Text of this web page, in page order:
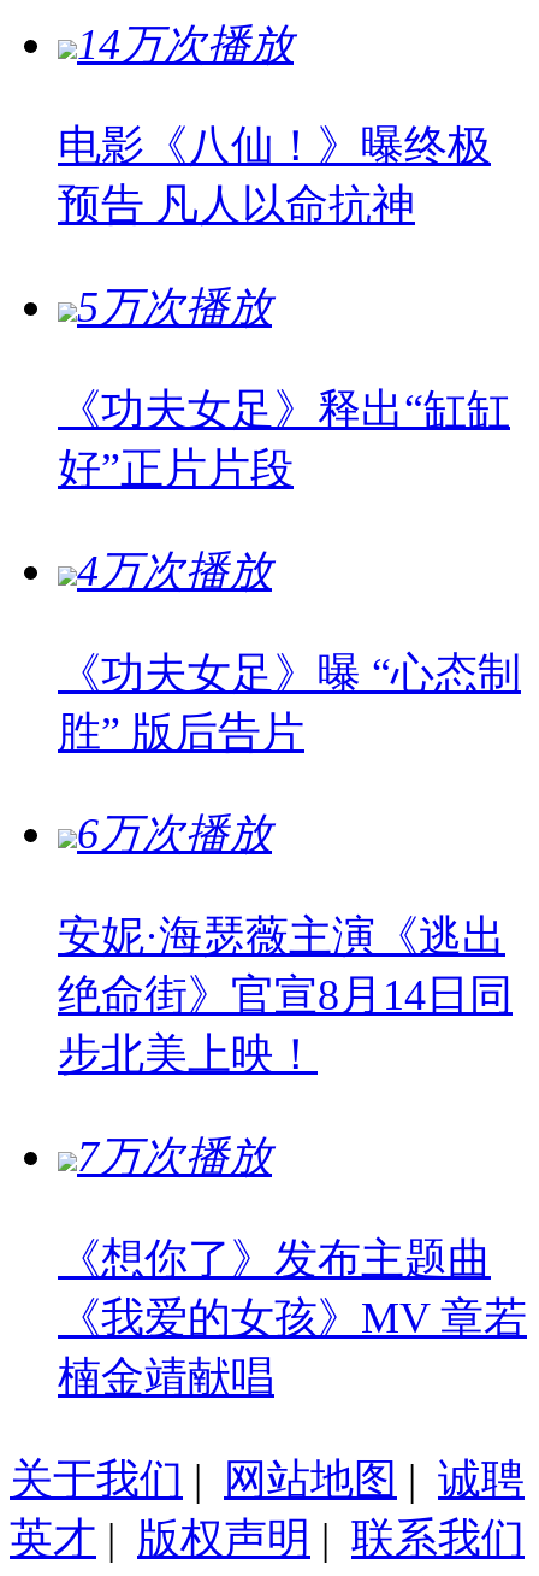
14万次播放
电影《八仙！》曝终极
预告 凡人以命抗神
5万次播放
《功夫女足》释出“缸缸
好”正片片段
4万次播放
《功夫女足》曝 “心态制
胜” 版后告片
6万次播放
安妮·海瑟薇主演《逃出
绝命街》官宣8月14日同
步北美上映！
7万次播放
《想你了》发布主题曲
《我爱的女孩》MV 章若
楠金靖献唱
关于我们 | 网站地图 | 诚聘
英才 | 版权声明 | 联系我们